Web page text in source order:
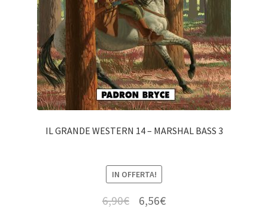
IL GRANDE WESTERN 14 – MARSHAL BASS 3
IN OFFERTA!
6,90€ 6,56€